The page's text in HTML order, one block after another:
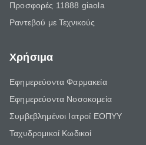
Προσφορές 11888 giaola
Ραντεβού με Τεχνικούς
Χρήσιμα
Εφημερεύοντα Φαρμακεία
Εφημερεύοντα Νοσοκομεία
Συμβεβλημένοι Ιατροί ΕΟΠΥΥ
Ταχυδρομικοί Κωδικοί